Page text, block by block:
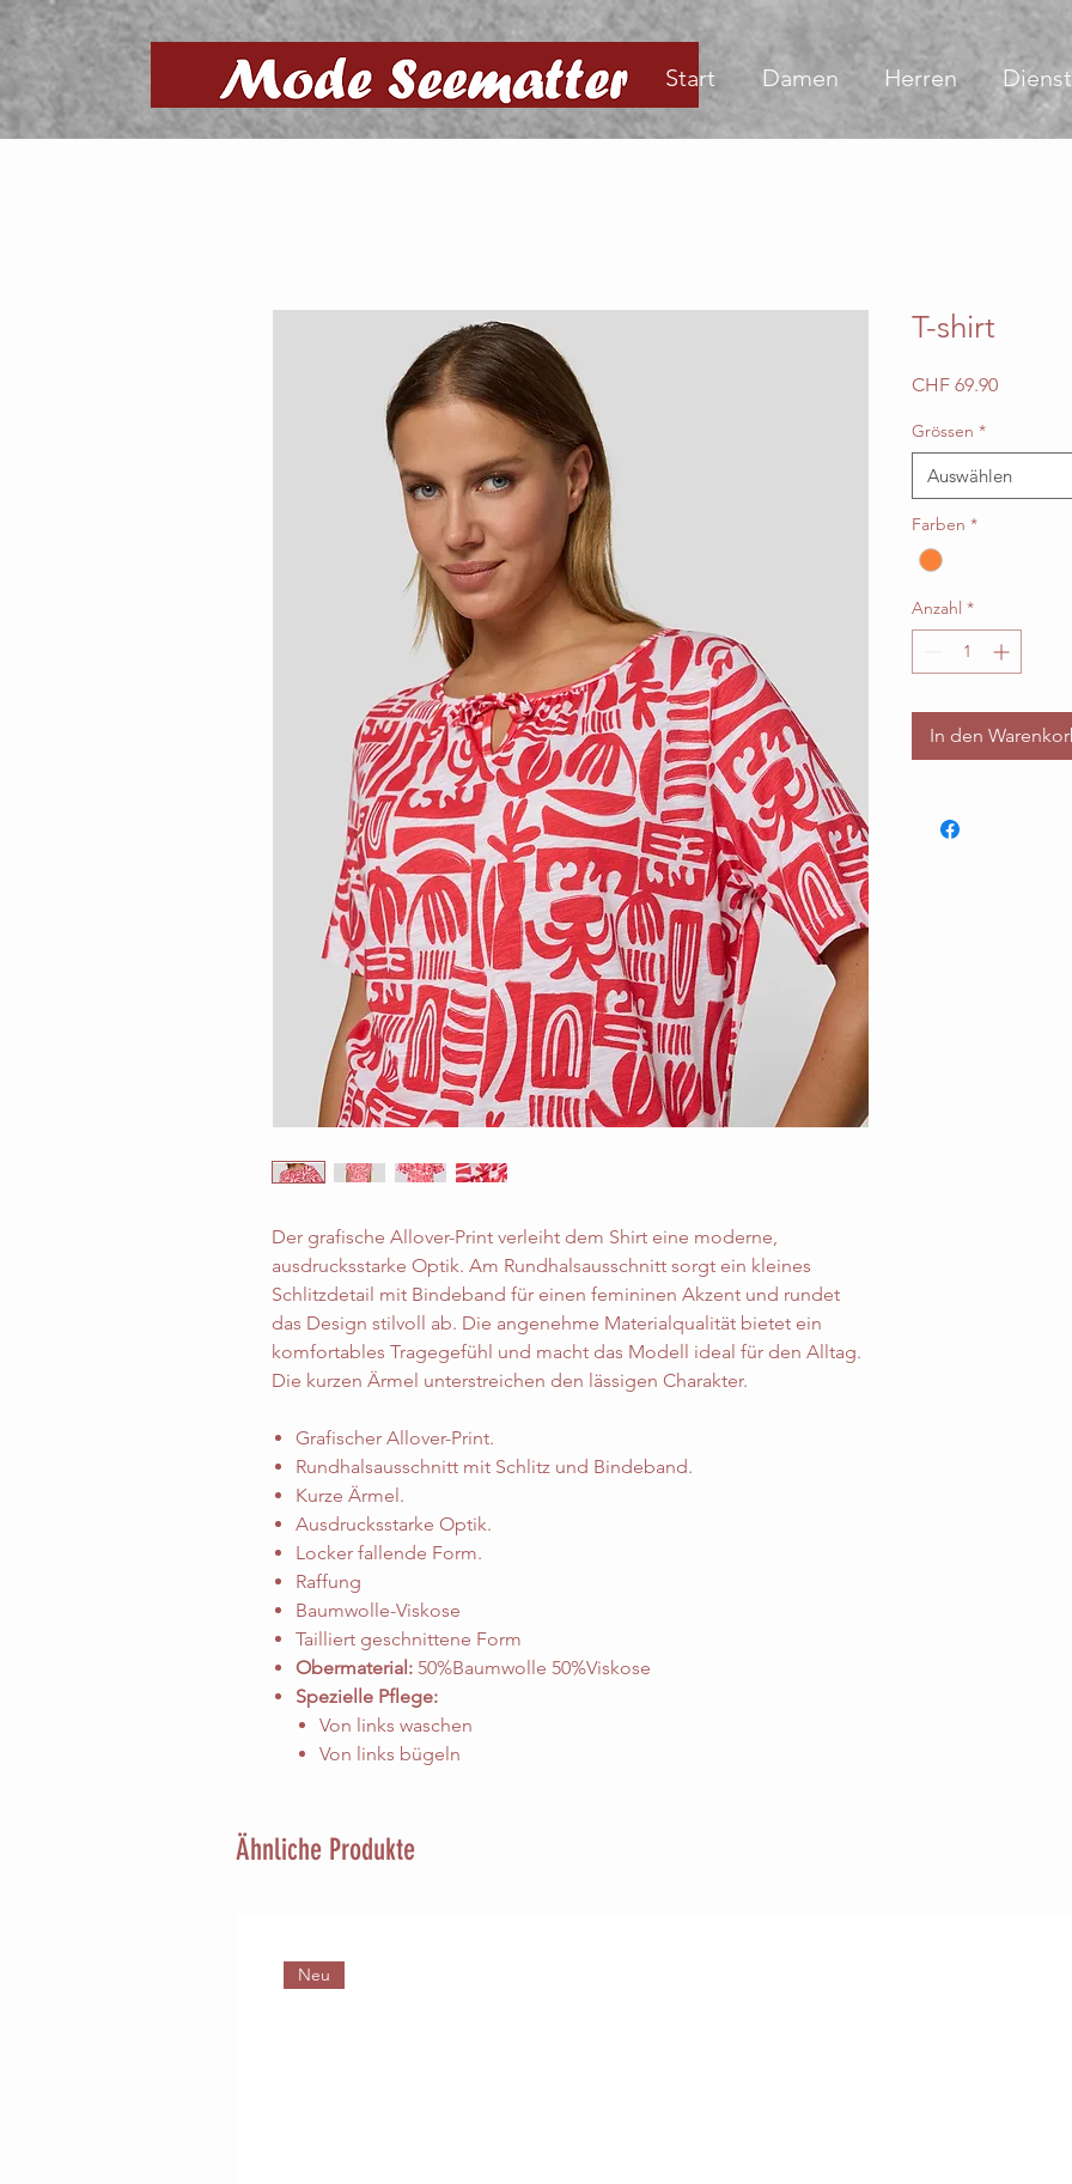
Start Damen Herren
Der grafische Allover-Print verleiht dem Shirt eine moderne,
ausdrucksstarke Optik. Am Rundhalsausschnitt sorgt ein kleines
Schlitzdetail mit Bindeband für einen femininen Akzent und rundet
das Design stilvoll ab. Die angenehme Materialqualität bietet ein
komfortables Tragegefühl und macht das Modell ideal für den Alltag.
Die kurzen Ärmel unterstreichen den lässigen Charakter.
Grafischer Allover-Print.
Rundhalsausschnitt mit Schlitz und Bindeband.
Kurze Ärmel.
Ausdrucksstarke Optik.
Locker fallende Form.
Raffung
Baumwolle-Viskose
Tailliert geschnittene Form
Obermaterial: 50%Baumwolle 50%Viskose
Spezielle Pflege:
Von links waschen
Von links bügeln
T-shirt
CHF 69.90Preis
Grössen *
Auswählen
Farben *
Anzahl *
In den
Ähnliche Produkte
Neu